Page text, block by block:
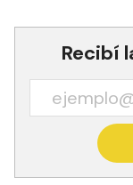
Recibí